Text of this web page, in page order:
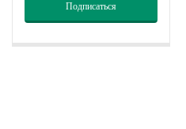
Подписаться